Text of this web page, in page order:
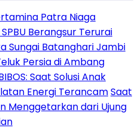
Patra Niaga
Berangsur Terurai
Sungai Batanghari Jambi
Persia di Ambang
Saat Solusi Anak
Energi TerancamSaat
Menggetarkan dari Ujung